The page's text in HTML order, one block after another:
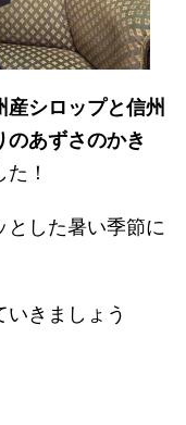
産シロップと信州
のあずさのかき
！
とした暑い季節に
きましょう